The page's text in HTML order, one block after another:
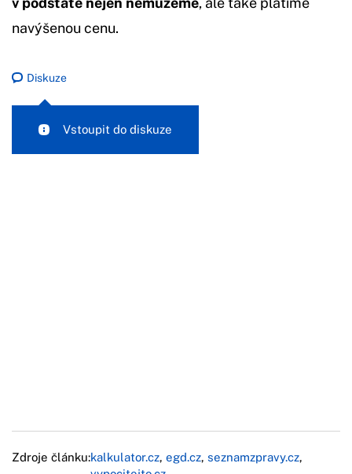
navýšenou cenu.
Diskuze
Vstoupit do diskuze
Zdroje článku:kalkulator.cz, egd.cz, seznamzpravy.cz,